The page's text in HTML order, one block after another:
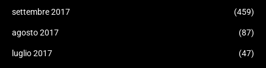
settembre 2017 (459)
agosto 2017 (87)
luglio 2017 (47)